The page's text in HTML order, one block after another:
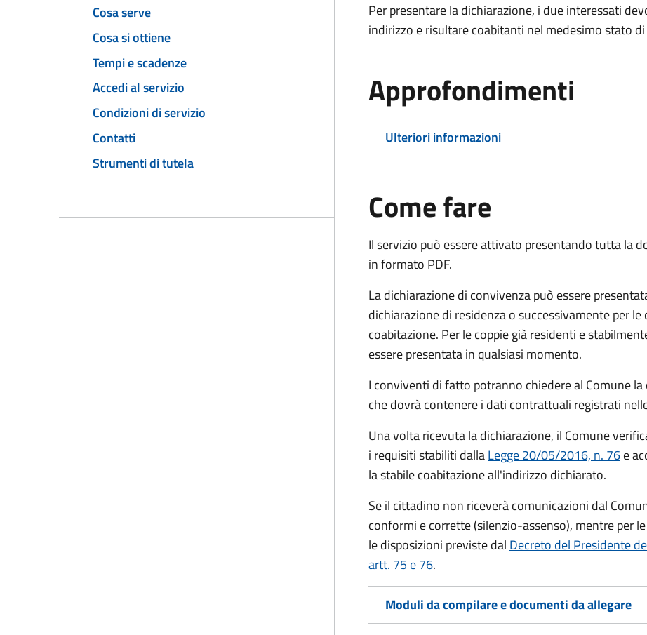
Cosa serve
Cosa si ottiene
Tempi e scadenze
Accedi al servizio
Condizioni di servizio
Contatti
Strumenti di tutela
Per presentare la dichiarazione, i due interessati
indirizzo e risultare coabitanti nel medesimo stato
Approfondimenti
Ulteriori informazioni
Come fare
Il servizio può essere attivato presentando tutta la
in formato PDF.
La dichiarazione di convivenza può essere
dichiarazione di residenza o successivamente per
coabitazione. Per le coppie già residenti e
essere presentata in qualsiasi momento.
I conviventi di fatto potranno chiedere al Comune
che dovrà contenere i dati contrattuali registrati
Una volta ricevuta la dichiarazione, il Comune
i requisiti stabiliti dallaLegge 20/05/2016, n. 76e
la stabile coabitazione all'indirizzo dichiarato.
Se il cittadino non riceverà comunicazioni dal
conformi e corrette (silenzio-assenso), mentre per
le disposizioni previste dal Decreto del Presidente
artt. 75 e 76.
Moduli da compilare e documenti da allegare